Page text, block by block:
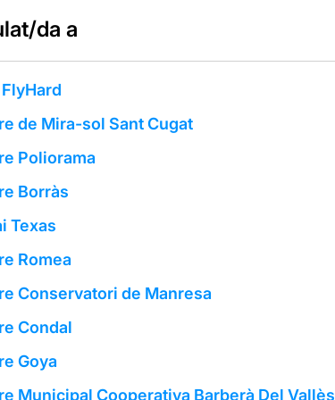
da a
de Mira-sol Sant Cugat
Poliorama
Borràs
Texas
Romea
Conservatori de Manresa
Condal
Goya
Municipal Cooperativa Barberà Del Vallès